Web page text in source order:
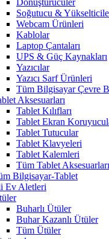
Dönüştürücüler
Soğutucu &
Webcam Ürünleri
Kablolar
Laptop Çantaları
UPS & Güç Kaynakları
Yazıcılar
Yazıcı Sarf Ürünleri
Tüm Bilgisayar Çevre
Aksesuarları
Tablet Kılıfları
Tablet Ekran
Tablet Tutucular
Tablet Klavyeleri
Tablet Kalemleri
Tüm Tablet Aksesuarları
Bilgisayar-Tablet
Ev Aletleri
Buharlı Ütüler
Buhar Kazanlı Ütüler
Tüm Ütüler